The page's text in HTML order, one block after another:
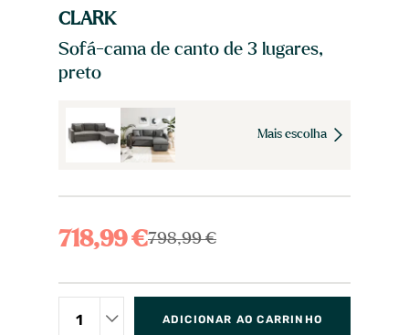
CLARK
Sofá-cama de canto de 3 lugares,
preto
Mais escolha
718,99 €798,99 €
ADICIONAR AO CARRINHO